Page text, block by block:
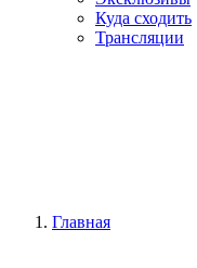
Куда сходить
Трансляции
Главная